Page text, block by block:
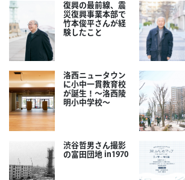
復興の最前線、震
災復興事業本部で
竹本俊平さんが経
験したこと
洛西ニュータウン
に小中一貫教育校
が誕生！～洛西陵
明小中学校～
渋谷哲男さん撮影
の富田団地 in1970